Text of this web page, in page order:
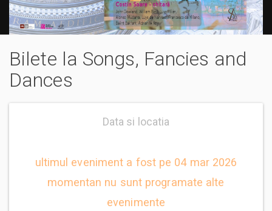
Bilete la Songs, Fancies and
Dances
Data si locatia
ultimul eveniment a fost pe 04 mar 2026
momentan nu sunt programate alte
evenimente